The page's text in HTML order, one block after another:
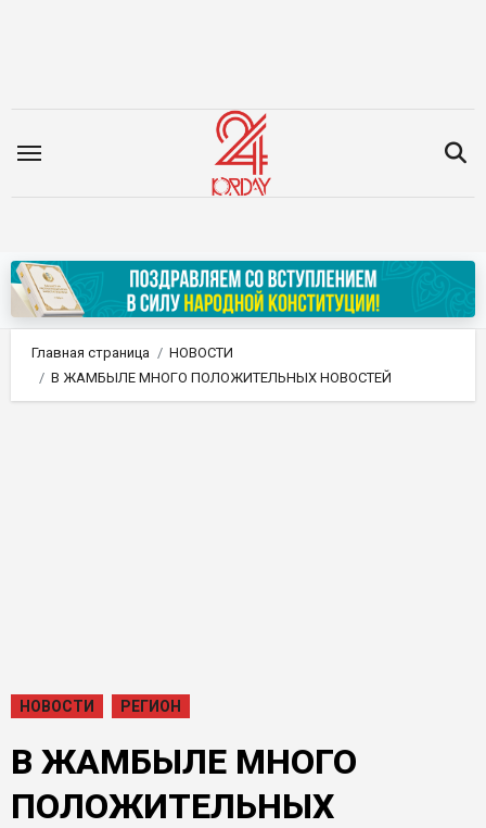
Главная страница
НОВОСТИ
В ЖАМБЫЛЕ МНОГО ПОЛОЖИТЕЛЬНЫХ НОВОСТЕЙ
НОВОСТИ РЕГИОН
В ЖАМБЫЛЕ МНОГО
ПОЛОЖИТЕЛЬНЫХ